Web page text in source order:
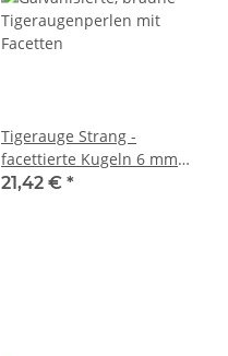
Tigerauge Strang -
facettierte Kugeln 6 mm
karamellbraun, silber
21,42 € *